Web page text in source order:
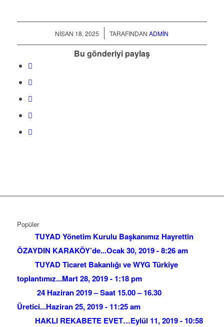
NISAN 18, 2025
/ TARAFINDANADMIN
Bu gönderiyi paylaş
Popüler
TUYAD Yönetim Kurulu Başkanımız Hayrettin
ÖZAYDIN KARAKÖY’de...Ocak 30, 2019 - 8:26 am
TUYAD Ticaret Bakanlığı ve WYG Türkiye
toplantımız...Mart 28, 2019 - 1:18 pm
24 Haziran 2019 – Saat 15.00 – 16.30
Üretici...Haziran 25, 2019 - 11:25 am
HAKLI REKABETE EVET…Eylül 11, 2019 - 10:58